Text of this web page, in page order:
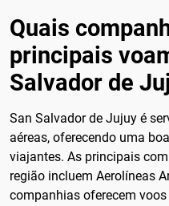
Quais
principais
Salvador de
San Salvador de Jujuy é
aéreas, oferecendo uma
viajantes. As principais
região incluem Aerolíneas
companhias oferecem